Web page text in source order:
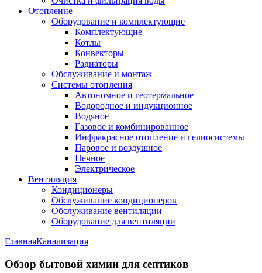
Отопление
Оборудование и комплектующие
Комплектующие
Котлы
Конвекторы
Радиаторы
Обслуживание и монтаж
Системы отопления
Автономное и геотермальное
Водородное и индукционное
Водяное
Газовое и комбинированное
Инфракрасное отопление и гелиосистемы
Паровое и воздушное
Печное
Электрическое
Вентиляция
Кондиционеры
Обслуживание кондиционеров
Обслуживание вентиляции
Оборудование для вентиляции
ГлавнаяКанализация
Обзор бытовой химии для септиков